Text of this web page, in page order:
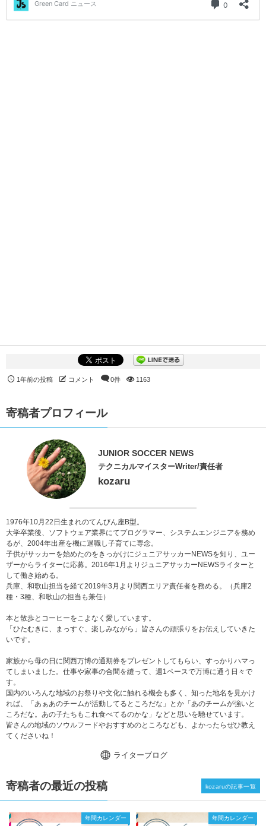
1年前の投稿 コメント 0件 1163
寄稿者プロフィール
JUNIOR SOCCER NEWS
テクニカルマイスターWriter/責任者
kozaru
1976年10月22日生まれのてんびん座B型。
大学卒業後、ソフトウェア業界にてプログラマー、システムエンジニアを務め
るが、2004年出産を機に退職し子育てに専念。
子供がサッカーを始めたのをきっかけにジュニアサッカーNEWSを知り、ユー
ザーからライターに応募。2016年1月よりジュニアサッカーNEWSライターと
して働き始める。
兵庫、和歌山担当を経て2019年3月より関西エリア責任者を務める。（兵庫2
種・3種、和歌山の担当も兼任）
本と散歩とコーヒーをこよなく愛しています。
「ひたむきに、まっすぐ、楽しみながら」皆さんの頑張りをお伝えしていきた
いです。
家族から母の日に関西万博の通期券をプレゼントしてもらい、すっかりハマっ
てしまいました。仕事や家事の合間を縫って、週1ペースで万博に通う日々で
す。
国内のいろんな地域のお祭りや文化に触れる機会も多く、知った地名を見かけ
れば、「あぁあのチームが活動してるところだな」とか「あのチームが強いと
ころだな。あの子たちもこれ食べてるのかな」などと思いを馳せています。
皆さんの地域のソウルフードやおすすめのところなども、よかったらぜひ教え
てくださいね！
ライターブログ
寄稿者の最近の投稿
年間カレンダー 年間カレンダー
kozaruの記事一覧